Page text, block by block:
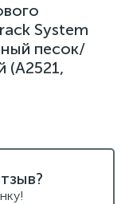
System
песок/
(A2521,